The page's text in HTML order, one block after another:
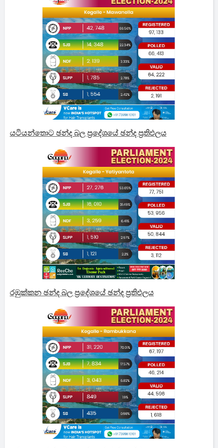
යටියන්තොට ඡන්ද බල ප්‍රදේශයේ ඡන්ද ප්‍රතිඵලය
රඹුක්කන ඡන්ද බල ප්‍රදේශයේ ඡන්ද ප්‍රතිඵලය